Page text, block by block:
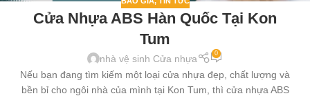
Cửa Nhựa ABS Hàn Quốc Tại Kon
Tum
nhà vệ sinh Cửa nhựa 0
Nếu bạn đang tìm kiếm một loại cửa nhựa đẹp, chất lượng và
bền bỉ cho ngôi nhà của mình tại Kon Tum, thì cửa nhựa ABS